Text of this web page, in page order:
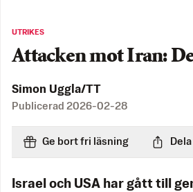
UTRIKES
Attacken mot Iran:
Simon Uggla/TT
Publicerad 2026-02-28
Ge bort fri läsning Dela
Israel och USA har gått till